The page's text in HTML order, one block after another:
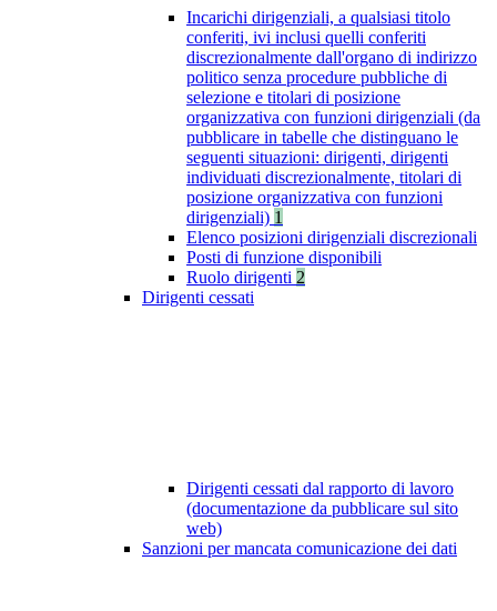
Incarichi dirigenziali, a qualsiasi titolo
conferiti, ivi inclusi quelli conferiti
discrezionalmente dall'organo di indirizzo
politico senza procedure pubbliche di
selezione e titolari di posizione
organizzativa con funzioni dirigenziali (da
pubblicare in tabelle che distinguano le
seguenti situazioni: dirigenti, dirigenti
individuati discrezionalmente, titolari di
posizione organizzativa con funzioni
dirigenziali) 1
Elenco posizioni dirigenziali discrezionali
Posti di funzione disponibili
Ruolo dirigenti 2
Dirigenti cessati
Dirigenti cessati dal rapporto di lavoro
(documentazione da pubblicare sul sito
web)
Sanzioni per mancata comunicazione dei dati